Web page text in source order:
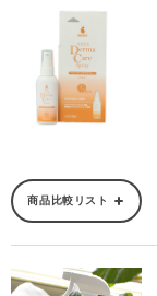
商品比較リスト